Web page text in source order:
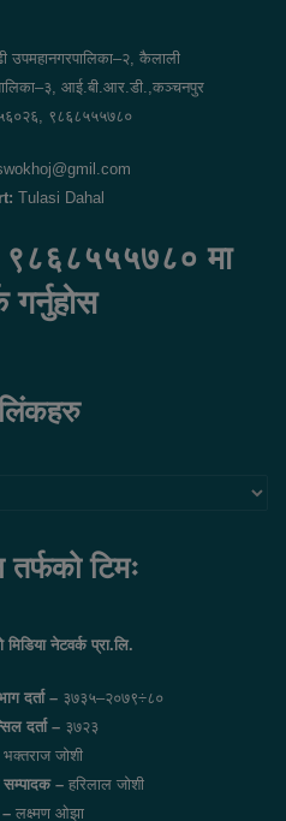
उपमहानगरपालिका–२, कैलाली
आई.बी.आर.डी.,कञ्चनपुर
९८६८५५५७८०
Tulasi Dahal
९८६८५५५७८० मा
गर्नुहोस
टिमः
नेटवर्क प्रा.लि.
दर्ता – ३७३५–२०७९÷८०
दर्ता – ३७२३
भक्तराज जोशी
सम्पादक – हरिलाल जोशी
लक्ष्मण ओझा